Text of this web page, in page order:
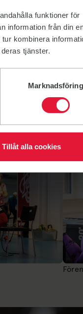
funktioner för
information från din
kombinera
tjänster.
Marknadsföring
Tillåt alla cookies